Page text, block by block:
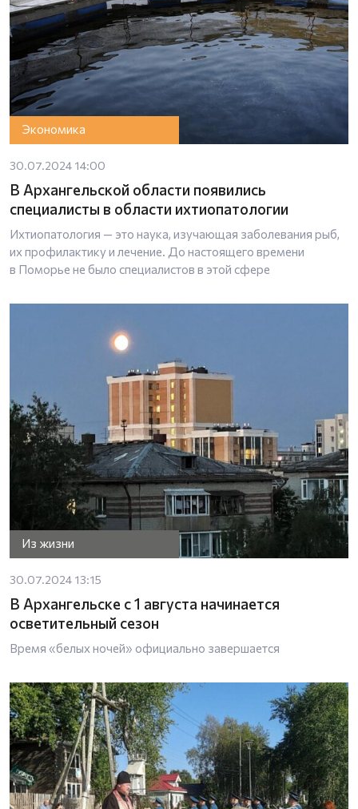
Экономика
30.07.2024 14:00
В Архангельской области появились
специалисты в области ихтиопатологии
Ихтиопатология — это наука, изучающая заболевания рыб,
их профилактику и лечение. До настоящего времени
в Поморье не было специалистов в этой сфере
Из жизни
30.07.2024 13:15
В Архангельске с 1 августа начинается
осветительный сезон
Время «белых ночей» официально завершается